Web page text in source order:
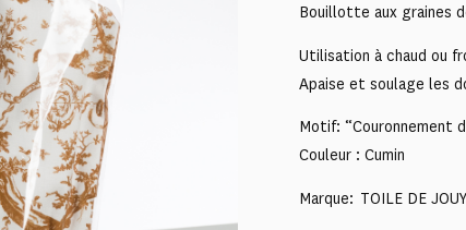
Bouillotte aux graines
Utilisation à chaud ou
Apaise et soulage les
Motif: “Couronnement
Couleur : Cumin
Marque: TOILE DE